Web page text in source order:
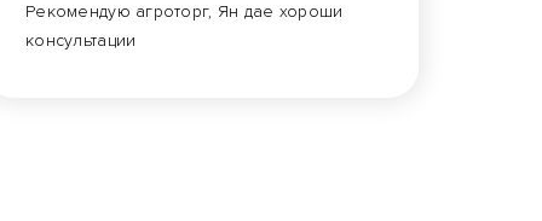
Рекомендую агроторг, Ян дае хороши
консультации